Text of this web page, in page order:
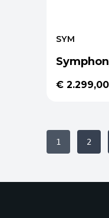
SYM
€ 2.299,00
1 2